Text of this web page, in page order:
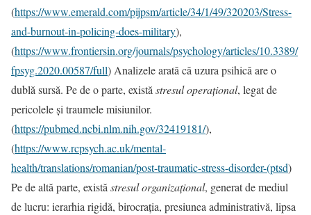
(https://www.emerald.com/pijpsm/article/34/1/49/320203/Stress-
and-burnout-in-policing-does-military),
(https://www.frontiersin.org/journals/psychology/articles/10.3389/
fpsyg.2020.00587/full) Analizele arată că uzura psihică are o
dublă sursă. Pe de o parte, există stresul operațional, legat de
pericolele și traumele misiunilor.
(https://pubmed.ncbi.nlm.nih.gov/32419181/),
(https://www.rcpsych.ac.uk/mental-
health/translations/romanian/post-traumatic-stress-disorder-(ptsd)
Pe de altă parte, există stresul organizațional, generat de mediul
de lucru: ierarhia rigidă, birocrația, presiunea administrativă, lipsa